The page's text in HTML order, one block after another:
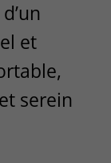
et
serein